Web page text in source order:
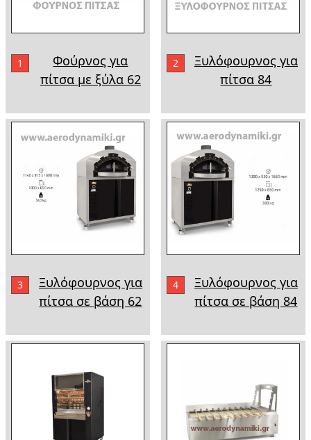
1
Φούρνος για
πίτσα με ξύλα 62
2
Ξυλόφουρνος για
πίτσα 84
3
Ξυλόφουρνος για
πίτσα σε βάση 62
4
Ξυλόφουρνος για
πίτσα σε βάση 84